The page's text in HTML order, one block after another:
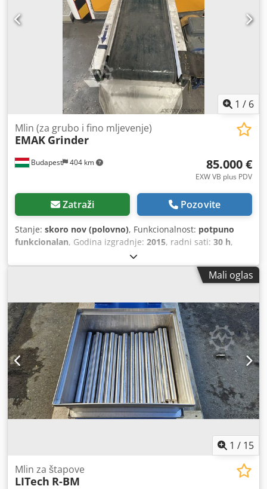
1 / 6
Budapest 404 km
Mlin (za grubo i fino mljevenje)
EMAK Grinder
85.000 €
EXW VB plus PDV
Zatraži Pozovite
Stanje: skoro nov (polovno), Funkcionalnost: potpuno
funkcionalan, Godina izgradnje: 2015, radni sati: 30 h,
, ukupna visina:
dužina:2.000 mm, ukupna širina:1.700 mm,
Mali oglas
1 / 15
Mlin za štapove
LITech R-BM